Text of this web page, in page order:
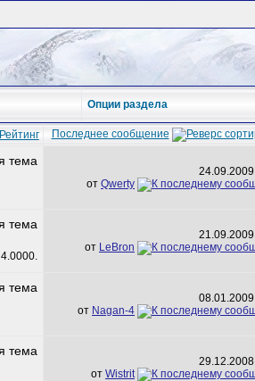
Опции раздела
Рейтинг Последнее сообщение
24.09.2009
от Qwerty
21.09.2009
от LeBron
08.01.2009
от Nagan-4
29.12.2008
от Wistrit